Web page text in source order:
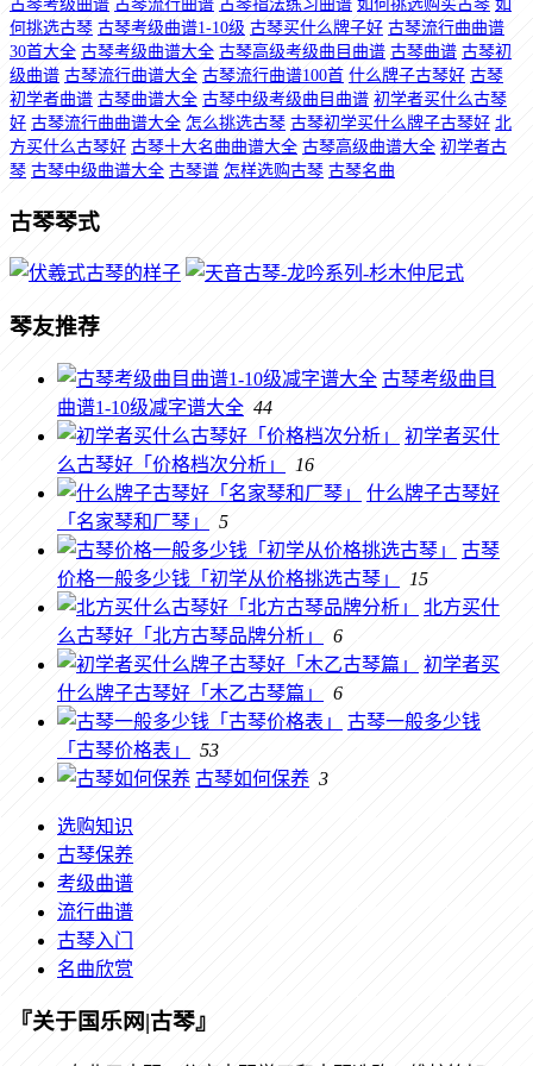
古琴考级曲谱 古琴流行曲谱 古琴指法练习曲谱 如何挑选购买古琴 如
何挑选古琴 古琴考级曲谱1-10级 古琴买什么牌子好 古琴流行曲曲谱
30首大全 古琴考级曲谱大全 古琴高级考级曲目曲谱 古琴曲谱 古琴初
级曲谱 古琴流行曲谱大全 古琴流行曲谱100首 什么牌子古琴好 古琴
初学者曲谱 古琴曲谱大全 古琴中级考级曲目曲谱 初学者买什么古琴
好 古琴流行曲曲谱大全 怎么挑选古琴 古琴初学买什么牌子古琴好 北
方买什么古琴好 古琴十大名曲曲谱大全 古琴高级曲谱大全 初学者古
琴 古琴中级曲谱大全 古琴谱 怎样选购古琴 古琴名曲
古琴琴式
琴友推荐
古琴考级曲目
曲谱1-10级减字谱大全 44
初学者买什
么古琴好「价格档次分析」
16
什么牌子古琴好
「名家琴和厂琴」
5
古琴
价格一般多少钱「初学从价格挑选古琴」
15
北方买什
么古琴好「北方古琴品牌分析」
6
初学者买
什么牌子古琴好「木乙古琴篇」
6
古琴一般多少钱
「古琴价格表」
53
古琴如何保养 3
选购知识
古琴保养
考级曲谱
流行曲谱
古琴入门
名曲欣赏
『关于国乐网|古琴』